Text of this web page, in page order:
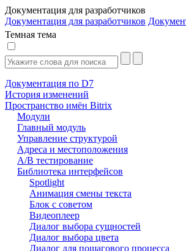
Документация для разработчиков
Документация для разработчиков
Темная тема
Документация по D7
История изменений
Пространство имён Bitrix
Модули
Главный модуль
Управление структурой
Адреса и местоположения
А/В тестирование
Библиотека интерфейсов
Spotlight
Анимация смены текста
Блок с советом
Видеоплеер
Диалог выбора сущностей
Диалог выбора цвета
Диалог для пошагового процесса